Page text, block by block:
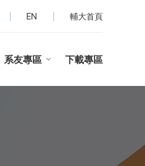
EN 輔大首頁
系友專區 下載專區